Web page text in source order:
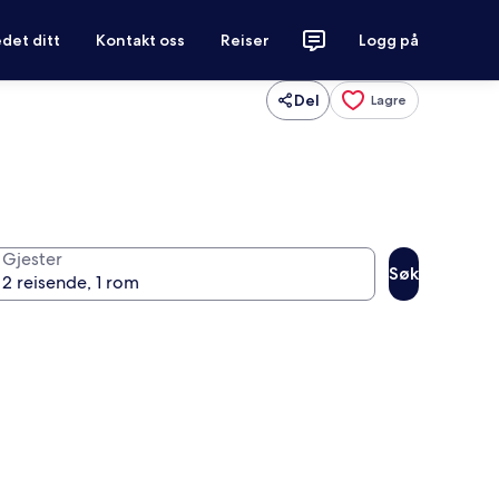
ditt Kontakt oss Reiser Logg på
Del Lagre
Gjester
Søk